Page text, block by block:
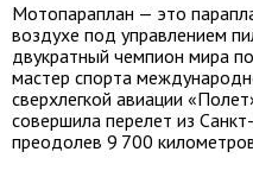
Мотопараплан — это
воздухе под управлением
двукратный чемпион мира
мастер спорта
сверхлегкой авиации
совершила перелет из
преодолев 9 700